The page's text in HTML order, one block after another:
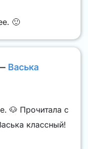
🙂
Васька
🐶 Прочитала с
классный!